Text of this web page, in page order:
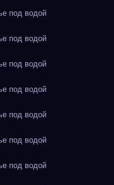
под водой
под водой
под водой
под водой
под водой
под водой
под водой